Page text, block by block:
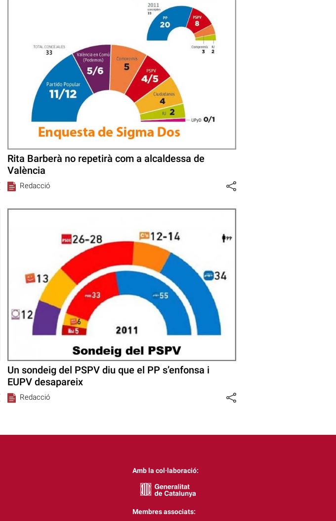
Rita Barberà no repetirà com a alcaldessa de
València
Redacció
Un sondeig del PSPV diu que el PP s’enfonsa i
EUPV desapareix
Redacció
Amb la col·laboració:
Membres associats: